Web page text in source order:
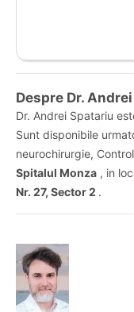
Despre Dr.
Dr. Andrei Spatariu
Sunt disponibile
neurochirurgie,
Spitalul Monza , in
Nr. 27, Sector 2 .